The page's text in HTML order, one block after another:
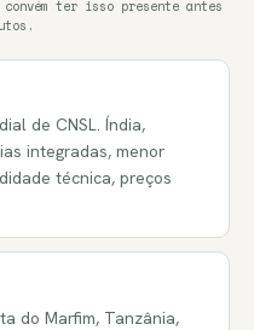
ter isso presente antes
de CNSL. Índia,
integradas, menor
técnica, preços
do Marfim, Tanzânia,